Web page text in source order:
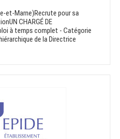
et-Marne)Recrute pour sa
CHARGÉ DE
à temps complet - Catégorie
de la Directrice